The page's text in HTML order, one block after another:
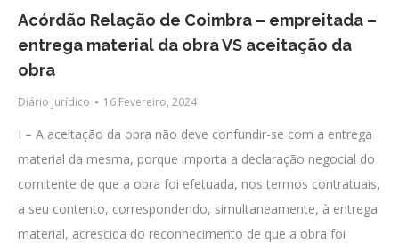
Acórdão Relação de Coimbra – empreitada –
entrega material da obra VS aceitação da
obra
Diário Jurídico 16 Fevereiro, 2024
I – A aceitação da obra não deve confundir-se com a entrega
material da mesma, porque importa a declaração negocial do
comitente de que a obra foi efetuada, nos termos contratuais,
a seu contento, correspondendo, simultaneamente, à entrega
material, acrescida do reconhecimento de que a obra foi